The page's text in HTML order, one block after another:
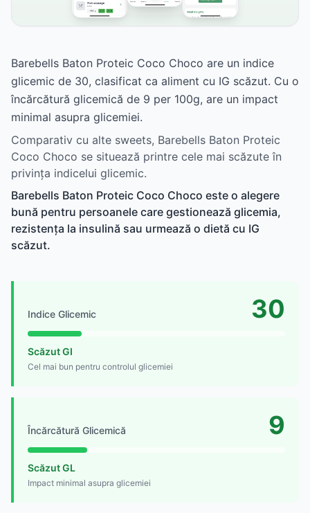
Barebells Baton Proteic Coco Choco are un indice
glicemic de 30, clasificat ca aliment cu IG scăzut. Cu o
încărcătură glicemică de 9 per 100g, are un impact
minimal asupra glicemiei.
Comparativ cu alte sweets, Barebells Baton Proteic
Coco Choco se situează printre cele mai scăzute în
privința indicelui glicemic.
Barebells Baton Proteic Coco Choco este o alegere
bună pentru persoanele care gestionează glicemia,
rezistența la insulină sau urmează o dietă cu IG
scăzut.
Indice Glicemic 30
Scăzut GI
Cel mai bun pentru controlul glicemiei
Încărcătură Glicemică 9
Scăzut GL
Impact minimal asupra glicemiei